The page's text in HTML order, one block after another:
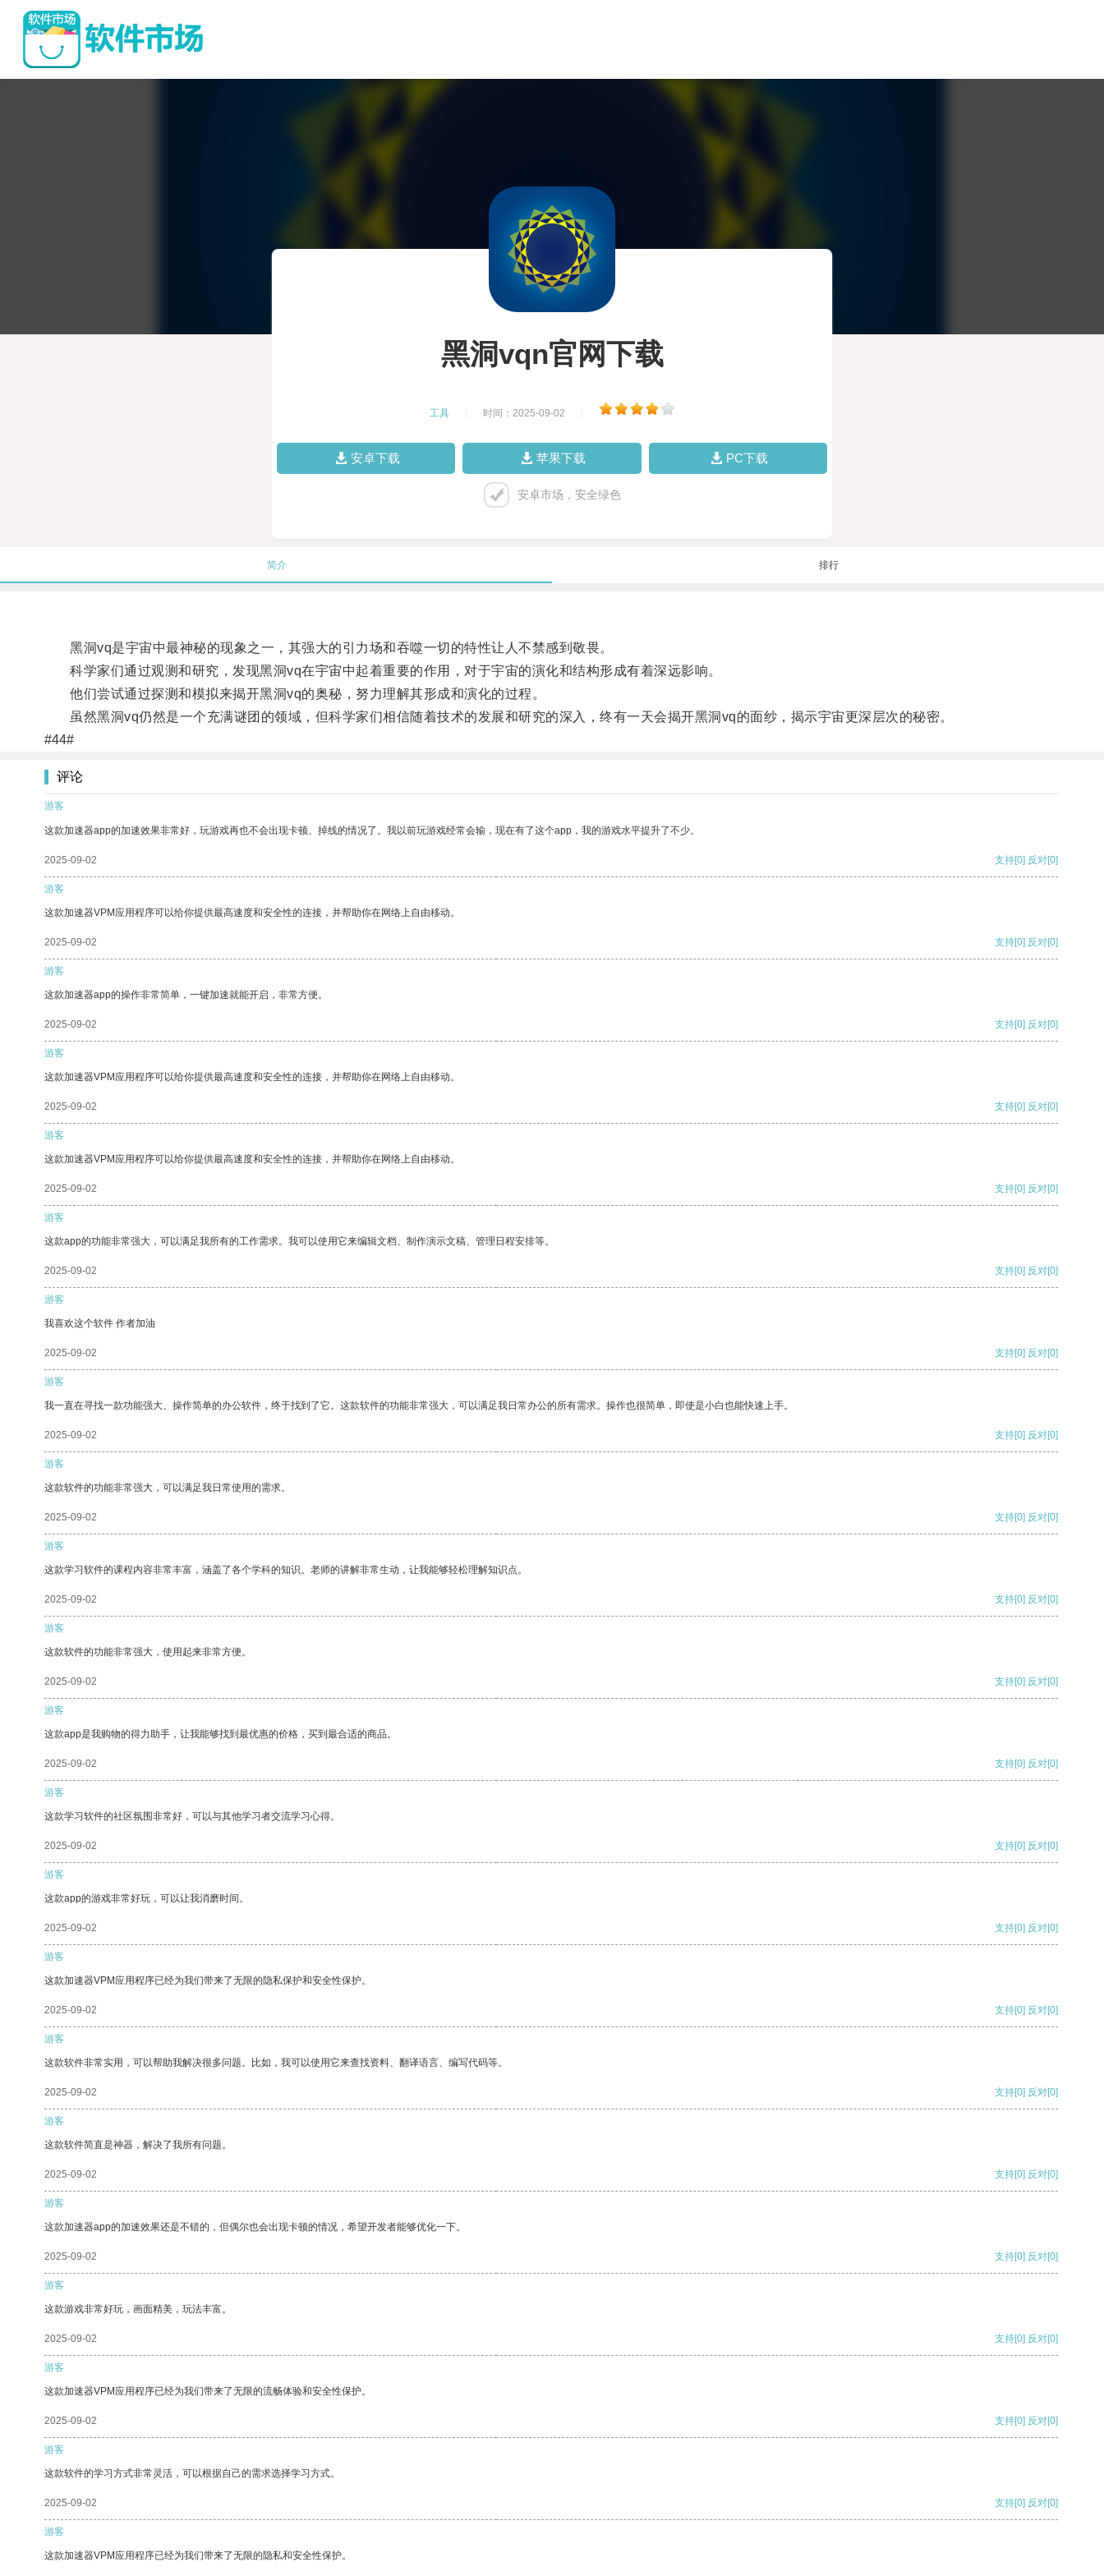
黑洞vqn官网下载
工具 时间：2025-09-02
安卓下载 苹果下载 PC下载
安卓市场，安全绿色
简介 排行
黑洞vq是宇宙中最神秘的现象之一，其强大的引力场和吞噬一切的特性让人不禁感到敬畏。
科学家们通过观测和研究，发现黑洞vq在宇宙中起着重要的作用，对于宇宙的演化和结构形成有着深远影响。
他们尝试通过探测和模拟来揭开黑洞vq的奥秘，努力理解其形成和演化的过程。
虽然黑洞vq仍然是一个充满谜团的领域，但科学家们相信随着技术的发展和研究的深入，终有一天会揭开黑洞vq的面纱，揭示宇宙更深层次的秘密。
#44#
评论
游客
这款加速器app的加速效果非常好，玩游戏再也不会出现卡顿、掉线的情况了。我以前玩游戏经常会输，现在有了这个app，我的游戏水平提升了不少。
2025-09-02 支持[0] 反对[0]
游客
这款加速器VPM应用程序可以给你提供最高速度和安全性的连接，并帮助你在网络上自由移动。
2025-09-02 支持[0] 反对[0]
游客
这款加速器app的操作非常简单，一键加速就能开启，非常方便。
2025-09-02 支持[0] 反对[0]
游客
这款加速器VPM应用程序可以给你提供最高速度和安全性的连接，并帮助你在网络上自由移动。
2025-09-02 支持[0] 反对[0]
游客
这款加速器VPM应用程序可以给你提供最高速度和安全性的连接，并帮助你在网络上自由移动。
2025-09-02 支持[0] 反对[0]
游客
这款app的功能非常强大，可以满足我所有的工作需求。我可以使用它来编辑文档、制作演示文稿、管理日程安排等。
2025-09-02 支持[0] 反对[0]
游客
我喜欢这个软件 作者加油
2025-09-02 支持[0] 反对[0]
游客
我一直在寻找一款功能强大、操作简单的办公软件，终于找到了它。这款软件的功能非常强大，可以满足我日常办公的所有需求。操作也很简单，即使是小白也能快速上手。
2025-09-02 支持[0] 反对[0]
游客
这款软件的功能非常强大，可以满足我日常使用的需求。
2025-09-02 支持[0] 反对[0]
游客
这款学习软件的课程内容非常丰富，涵盖了各个学科的知识。老师的讲解非常生动，让我能够轻松理解知识点。
2025-09-02 支持[0] 反对[0]
游客
这款软件的功能非常强大，使用起来非常方便。
2025-09-02 支持[0] 反对[0]
游客
这款app是我购物的得力助手，让我能够找到最优惠的价格，买到最合适的商品。
2025-09-02 支持[0] 反对[0]
游客
这款学习软件的社区氛围非常好，可以与其他学习者交流学习心得。
2025-09-02 支持[0] 反对[0]
游客
这款app的游戏非常好玩，可以让我消磨时间。
2025-09-02 支持[0] 反对[0]
游客
这款加速器VPM应用程序已经为我们带来了无限的隐私保护和安全性保护。
2025-09-02 支持[0] 反对[0]
游客
这款软件非常实用，可以帮助我解决很多问题。比如，我可以使用它来查找资料、翻译语言、编写代码等。
2025-09-02 支持[0] 反对[0]
游客
这款软件简直是神器，解决了我所有问题。
2025-09-02 支持[0] 反对[0]
游客
这款加速器app的加速效果还是不错的，但偶尔也会出现卡顿的情况，希望开发者能够优化一下。
2025-09-02 支持[0] 反对[0]
游客
这款游戏非常好玩，画面精美，玩法丰富。
2025-09-02 支持[0] 反对[0]
游客
这款加速器VPM应用程序已经为我们带来了无限的流畅体验和安全性保护。
2025-09-02 支持[0] 反对[0]
游客
这款软件的学习方式非常灵活，可以根据自己的需求选择学习方式。
2025-09-02 支持[0] 反对[0]
游客
这款加速器VPM应用程序已经为我们带来了无限的隐私和安全性保护。